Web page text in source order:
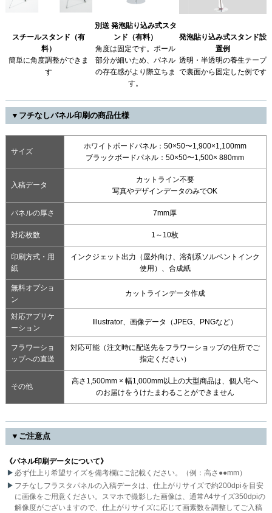
スチールスタンド（有
料）
簡単に角度調整ができま
す
別送 発泡貼り込み式スタ
ンド（有料）
角度は固定です。ポール
部分が細いため、パネル
の存在感がより際立ちま
す。
発泡貼り込み式スタンド設
置例
透明・半透明の養生テープ
で裏面から固定した例です
▼フチなしパネル印刷の商品仕様
サイズ
ホワイトボードパネル：50×50〜1,900×1,100mm
ブラックボードパネル：50×50〜1,500× 880mm
入稿データ
カットライン不要
写真やデザインデータのみでOK
パネルの厚さ 7mm厚
対応枚数 1～10枚
印刷方式・用
紙
インクジェット出力（屋外向け、溶剤系ソルベントインク
使用）、合成紙
無料オプショ
ン
カットラインデータ作成
対応アプリケ
ーション
Illustrator、画像データ（JPEG、PNGなど）
フラワーショ
ップへの直送
対応可能（注文時に配送先をフラワーショップの住所でご
指定ください）
その他
高さ1,500mm × 幅1,000mm以上の大型商品は、個人宅へ
のお届けをうけたまわることができません
▼ご注意点
《パネル印刷データについて》
必ず仕上り希望サイズを備考欄にご記載ください。（例：高さ●●mm）
フチなしフラスタパネルの入稿データは、仕上がりサイズで約200dpiを目安
に画像をご用意ください。スマホで撮影した画像は、通常A4サイズ350dpiの
解像度がございますので、仕上がりサイズに応じて画素数を調整してご入稿